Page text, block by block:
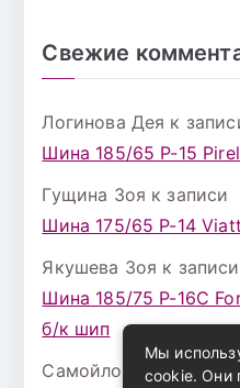
Свежие
Логинова Дея к
Шина 185/65 Р-15
Гущина Зоя к записи
Шина 175/65 Р-14
Якушева Зоя к записи
Шина 185/75 Р-16С
б/к шип
Самойлова Забавак
Мы
cookie. Они